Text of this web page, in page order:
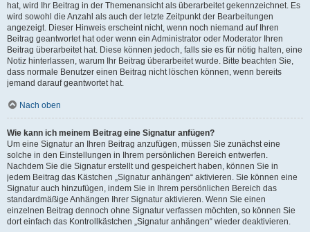
hat, wird Ihr Beitrag in der Themenansicht als überarbeitet gekennzeichnet. Es
wird sowohl die Anzahl als auch der letzte Zeitpunkt der Bearbeitungen
angezeigt. Dieser Hinweis erscheint nicht, wenn noch niemand auf Ihren
Beitrag geantwortet hat oder wenn ein Administrator oder Moderator Ihren
Beitrag überarbeitet hat. Diese können jedoch, falls sie es für nötig halten, eine
Notiz hinterlassen, warum Ihr Beitrag überarbeitet wurde. Bitte beachten Sie,
dass normale Benutzer einen Beitrag nicht löschen können, wenn bereits
jemand darauf geantwortet hat.
Nach oben
Wie kann ich meinem Beitrag eine Signatur anfügen?
Um eine Signatur an Ihren Beitrag anzufügen, müssen Sie zunächst eine
solche in den Einstellungen in Ihrem persönlichen Bereich entwerfen.
Nachdem Sie die Signatur erstellt und gespeichert haben, können Sie in
jedem Beitrag das Kästchen „Signatur anhängen“ aktivieren. Sie können eine
Signatur auch hinzufügen, indem Sie in Ihrem persönlichen Bereich das
standardmäßige Anhängen Ihrer Signatur aktivieren. Wenn Sie einen
einzelnen Beitrag dennoch ohne Signatur verfassen möchten, so können Sie
dort einfach das Kontrollkästchen „Signatur anhängen“ wieder deaktivieren.